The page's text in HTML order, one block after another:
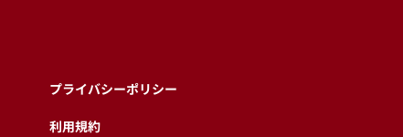
プライバシーポリシー
利用規約